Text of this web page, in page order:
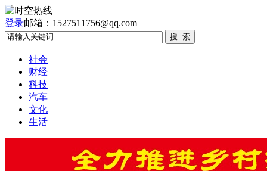
登录邮箱：1527511756@qq.com
社会
财经
科技
汽车
文化
生活